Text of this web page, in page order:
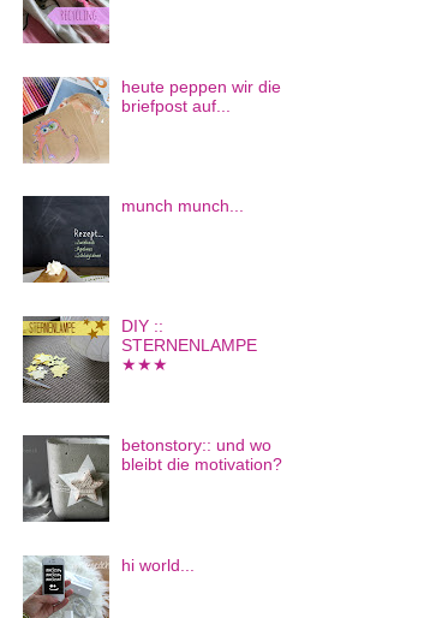
heute peppen wir die
briefpost auf...
munch munch...
DIY ::
STERNENLAMPE
★★★
betonstory:: und wo
bleibt die motivation?
hi world...